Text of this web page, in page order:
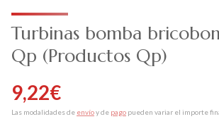
Turbinas bomba
Qp (Productos Qp)
9,22€
Las modalidades de envíoy de pago pueden variar el importe